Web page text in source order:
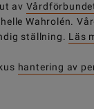
av
Wahrolén.
ställning. Läs
hantering av